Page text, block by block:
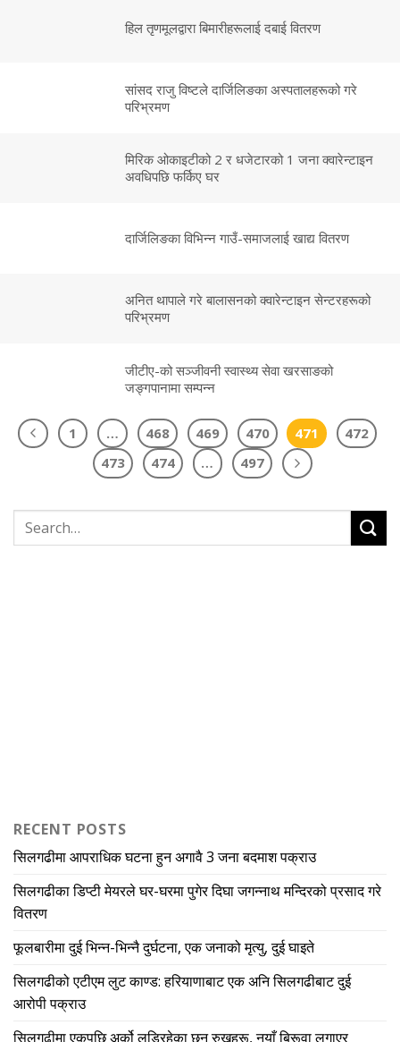
हिल तृणमूलद्वारा बिमारीहरूलाई दबाई वितरण
सांसद राजु विष्टले दार्जिलिङका अस्पतालहरूको गरे
परिभ्रमण
मिरिक ओकाइटीको 2 र धजेटारको 1 जना क्वारेन्टाइन
अवधिपछि फर्किए घर
दार्जिलिङका विभिन्न गाउँ-समाजलाई खाद्य वितरण
अनित थापाले गरे बालासनको क्वारेन्टाइन सेन्टरहरूको
परिभ्रमण
जीटीए-को सञ्जीवनी स्वास्थ्य सेवा खरसाङको
जङ्गपानामा सम्पन्न
1 … 468 469 470 471
472
473
474 … 497
RECENT POSTS
सिलगढीमा आपराधिक घटना हुन अगावै 3 जना बदमाश पक्राउ
सिलगढीका डिप्टी मेयरले घर-घरमा पुगेर दिघा जगन्नाथ मन्दिरको प्रसाद गरे
वितरण
फूलबारीमा दुई भिन्न-भिन्नै दुर्घटना, एक जनाको मृत्यु, दुई घाइते
सिलगढीको एटीएम लुट काण्ड: हरियाणाबाट एक अनि सिलगढीबाट दुई
आरोपी पक्राउ
सिलगढीमा एकपछि अर्को लडिरहेका छन् रुखहरू, नयाँ बिरूवा लगाएर